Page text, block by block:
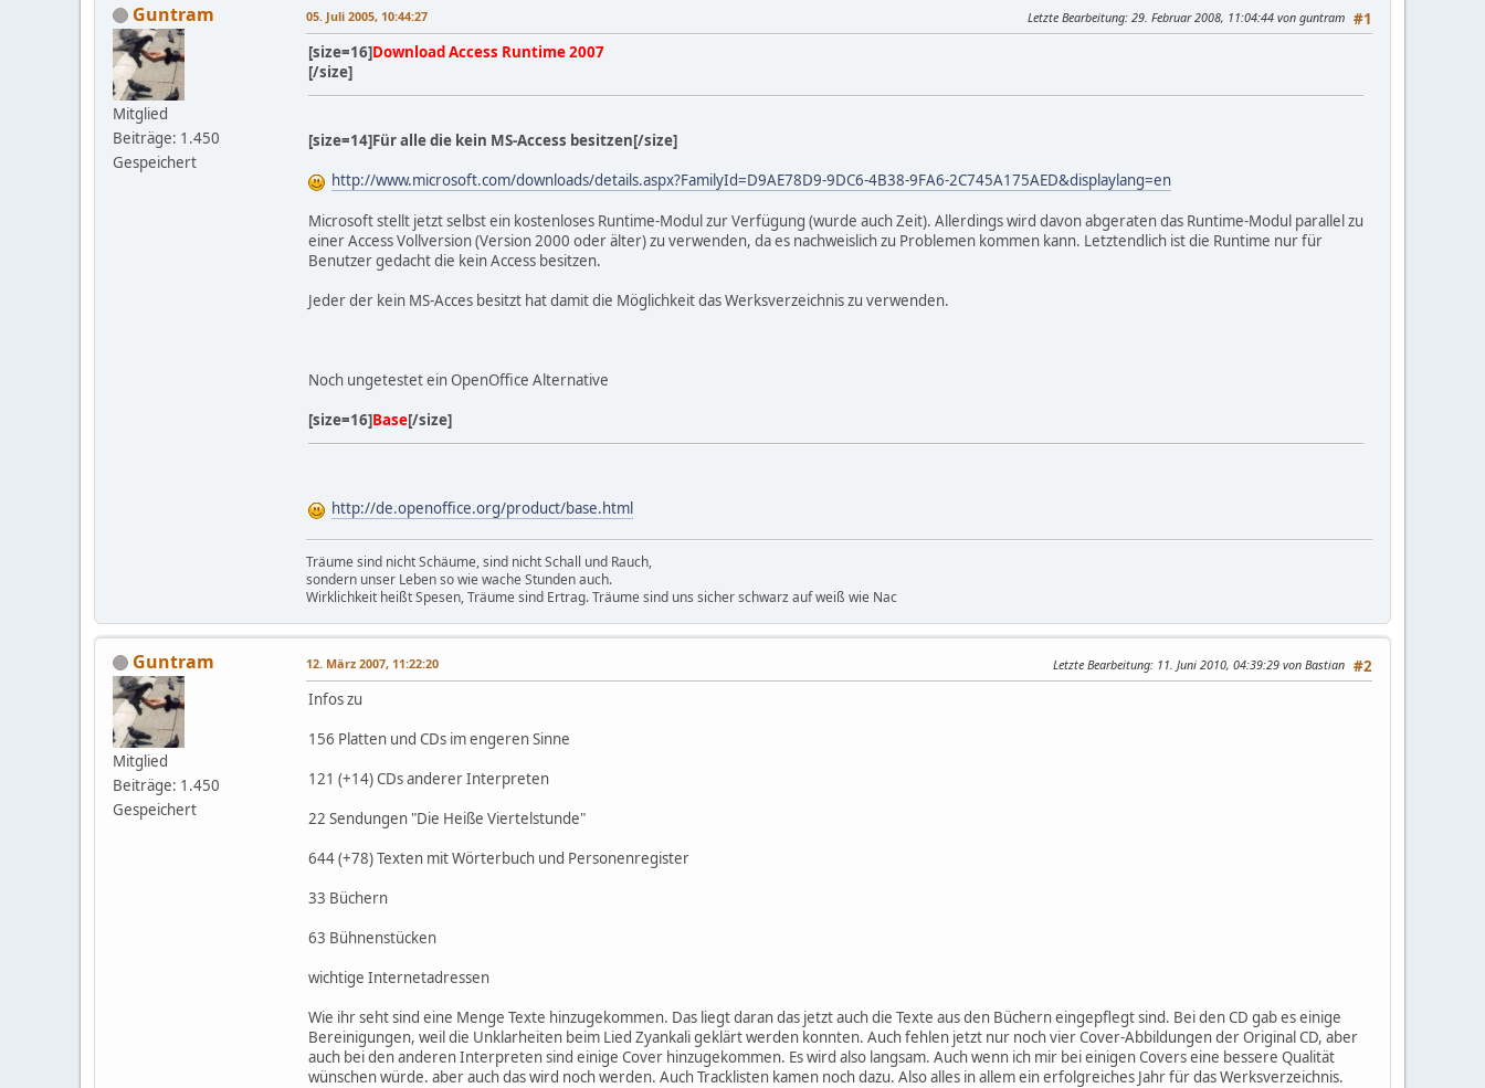
Guntram
Mitglied
Beiträge: 1.450
Gespeichert
#1
05. Juli 2005, 10:44:27 Letzte Bearbeitung: 29. Februar 2008, 11:04:44 von guntram
[size=16]Download Access Runtime 2007
[/size]
[size=14]Für alle die kein MS-Access besitzen[/size]
http://www.microsoft.com/downloads/details.aspx?FamilyId=D9AE78D9-9DC6-4B38-9FA6-2C745A175AED&displaylang=en
Microsoft stellt jetzt selbst ein kostenloses Runtime-Modul zur Verfügung (wurde auch Zeit). Allerdings wird davon abgeraten das Runtime-Modul parallel zu
einer Access Vollversion (Version 2000 oder älter) zu verwenden, da es nachweislich zu Problemen kommen kann. Letztendlich ist die Runtime nur für
Benutzer gedacht die kein Access besitzen.
Jeder der kein MS-Acces besitzt hat damit die Möglichkeit das Werksverzeichnis zu verwenden.
Noch ungetestet ein OpenOffice Alternative
[size=16]Base[/size]
http://de.openoffice.org/product/base.html
Träume sind nicht Schäume, sind nicht Schall und Rauch,
sondern unser Leben so wie wache Stunden auch.
Wirklichkeit heißt Spesen, Träume sind Ertrag. Träume sind uns sicher schwarz auf weiß wie Nac
Guntram
Mitglied
Beiträge: 1.450
Gespeichert
#2
12. März 2007, 11:22:20 Letzte Bearbeitung: 11. Juni 2010, 04:39:29 von Bastian
Infos zu
156 Platten und CDs im engeren Sinne
121 (+14) CDs anderer Interpreten
22 Sendungen "Die Heiße Viertelstunde"
644 (+78) Texten mit Wörterbuch und Personenregister
33 Büchern
63 Bühnenstücken
wichtige Internetadressen
Wie ihr seht sind eine Menge Texte hinzugekommen. Das liegt daran das jetzt auch die Texte aus den Büchern eingepflegt sind. Bei den CD gab es einige
Bereinigungen, weil die Unklarheiten beim Lied Zyankali geklärt werden konnten. Auch fehlen jetzt nur noch vier Cover-Abbildungen der Original CD, aber
auch bei den anderen Interpreten sind einige Cover hinzugekommen. Es wird also langsam. Auch wenn ich mir bei einigen Covers eine bessere Qualität
wünschen würde. aber auch das wird noch werden. Auch Tracklisten kamen noch dazu. Also alles in allem ein erfolgreiches Jahr für das Werksverzeichnis.